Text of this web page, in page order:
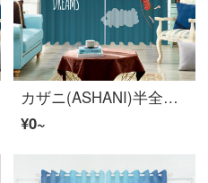
カザニ(ASHANI)半全遮光カーテンカーテンカーテンカーテンカーテンカーテン仕切りカーテン子供寝室の窓紗早教幼稚園のアニメスタイルイルカE 0085-カーナビ-穴の広さ1メートルの価格/何メートルの撮影が必要ですか？
¥0~